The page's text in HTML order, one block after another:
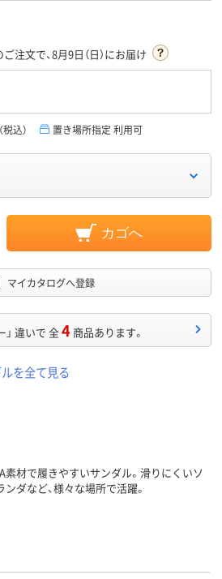
注文で、8月9日（日）にお届け
（税込） 置き場所指定 利用可
カゴへ
マイカタログへ登録
」 違いで 全4 商品あります。
を全て見る
素材で履きやすいサンダル。滑りにくいソ
ダなど、様々な場所で活躍。